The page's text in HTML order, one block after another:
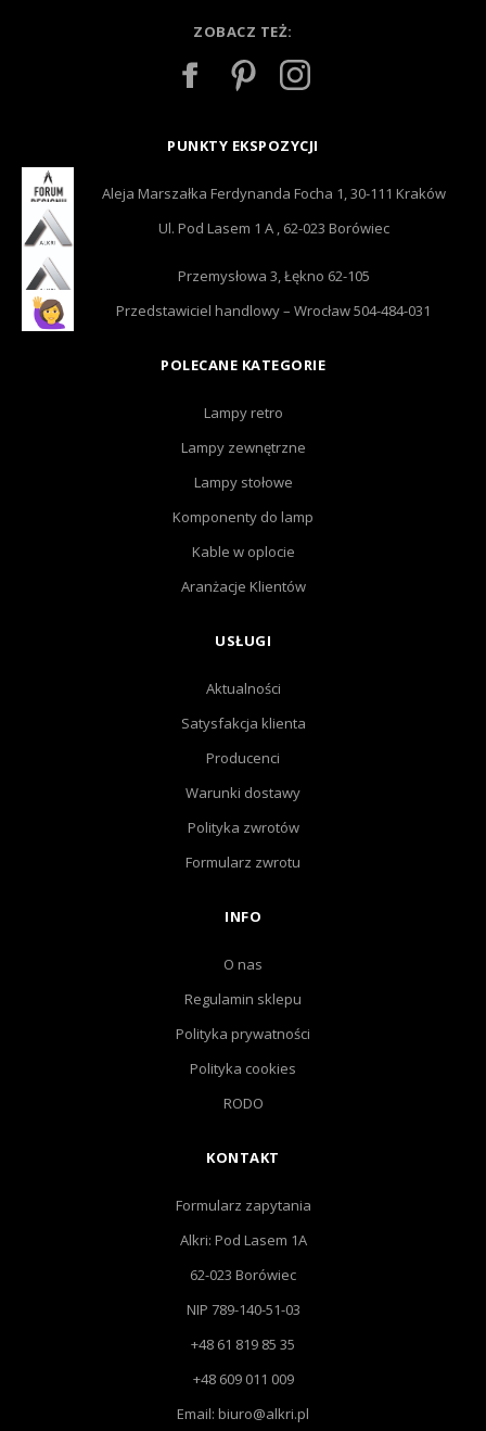
ZOBACZ TEŻ:
PUNKTY EKSPOZYCJI
Aleja Marszałka Ferdynanda Focha 1, 30-111 Kraków
Ul. Pod Lasem 1 A , 62-023 Borówiec
Przemysłowa 3, Łękno 62-105
Przedstawiciel handlowy – Wrocław 504-484-031
POLECANE KATEGORIE
Lampy retro
Lampy zewnętrzne
Lampy stołowe
Komponenty do lamp
Kable w oplocie
Aranżacje Klientów
USŁUGI
Aktualności
Satysfakcja klienta
Producenci
Warunki dostawy
Polityka zwrotów
Formularz zwrotu
INFO
O nas
Regulamin sklepu
Polityka prywatności
Polityka cookies
RODO
KONTAKT
Formularz zapytania
Alkri: Pod Lasem 1A
62-023 Borówiec
NIP 789-140-51-03
+48 61 819 85 35
+48 609 011 009
Email: biuro@alkri.pl